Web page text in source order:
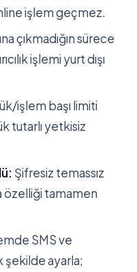
işlem geçmez.
çıkmadığın sürece
işlemi yurt dışı
işlem başı limiti
tutarlı yetkisiz
Şifresiz temassız
özelliği tamamen
SMS ve
şekilde ayarla;